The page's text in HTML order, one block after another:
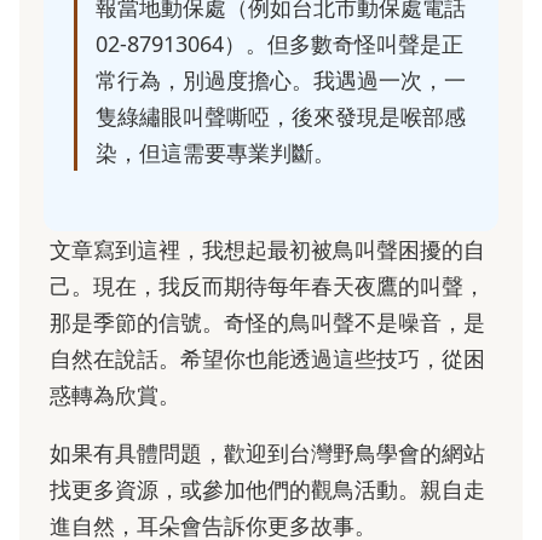
報當地動保處（例如台北市動保處電話
02-87913064）。但多數奇怪叫聲是正
常行為，別過度擔心。我遇過一次，一
隻綠繡眼叫聲嘶啞，後來發現是喉部感
染，但這需要專業判斷。
文章寫到這裡，我想起最初被鳥叫聲困擾的自
己。現在，我反而期待每年春天夜鷹的叫聲，
那是季節的信號。奇怪的鳥叫聲不是噪音，是
自然在說話。希望你也能透過這些技巧，從困
惑轉為欣賞。
如果有具體問題，歡迎到台灣野鳥學會的網站
找更多資源，或參加他們的觀鳥活動。親自走
進自然，耳朵會告訴你更多故事。